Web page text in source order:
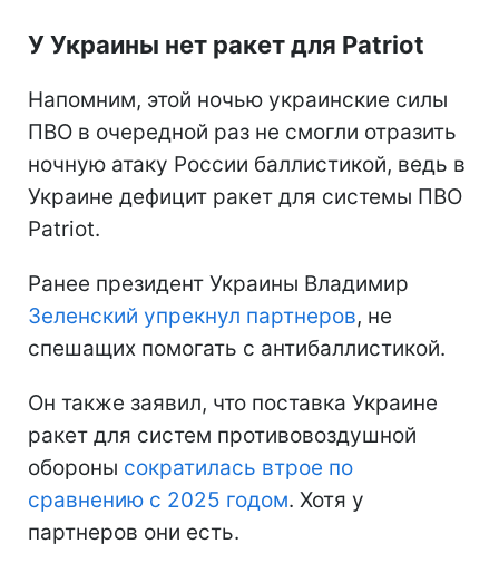
У Украины нет ракет для Patriot
Напомним, этой ночью украинские силы
ПВО в очередной раз не смогли отразить
ночную атаку России баллистикой, ведь в
Украине дефицит ракет для системы ПВО
Patriot.
Ранее президент Украины Владимир
Зеленский упрекнул партнеров, не
спешащих помогать с антибаллистикой.
Он также заявил, что поставка Украине
ракет для систем противовоздушной
обороны сократилась втрое по
сравнению с 2025 годом. Хотя у
партнеров они есть.